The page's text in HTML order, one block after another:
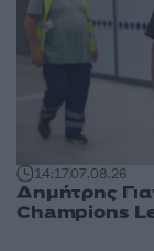
14:1707.08.26
Δημήτρης
Champions